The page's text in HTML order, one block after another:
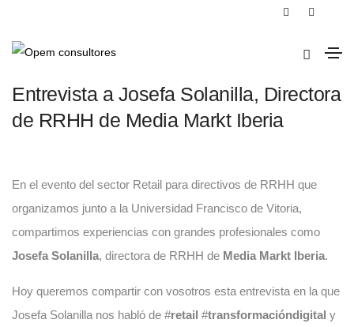
12 de junio de 2017
Entrevista a Josefa Solanilla, Directora
de RRHH de Media Markt Iberia
En el evento del sector Retail para directivos de RRHH que
organizamos junto a la Universidad Francisco de Vitoria,
compartimos experiencias con grandes profesionales como
Josefa Solanilla, directora de RRHH de Media Markt Iberia.
Hoy queremos compartir con vosotros esta entrevista en la que
Josefa Solanilla nos habló de #retail #transformacióndigital y